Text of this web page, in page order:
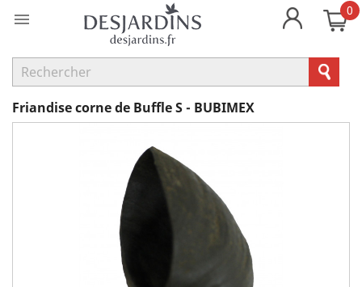
 0
Friandise corne de Buffle S - BUBIMEX